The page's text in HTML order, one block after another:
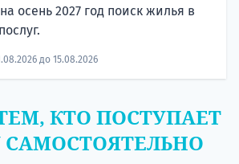
осень 2027 год поиск жилья в
до 15.08.2026
КТО ПОСТУПАЕТ